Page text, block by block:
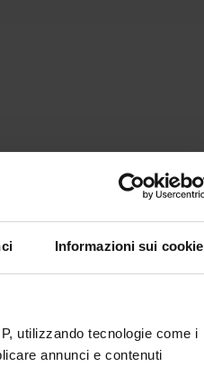
Informazioni sui cookie
utilizzando tecnologie come i
annunci e contenuti